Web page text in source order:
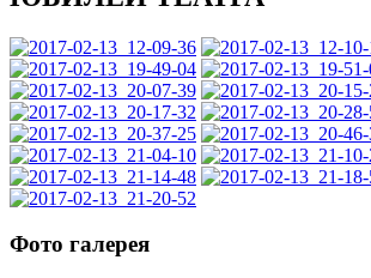
Фото галерея